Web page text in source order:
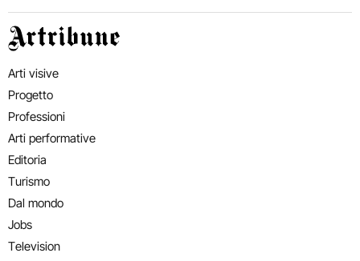
Artribune
Arti visive
Progetto
Professioni
Arti performative
Editoria
Turismo
Dal mondo
Jobs
Television